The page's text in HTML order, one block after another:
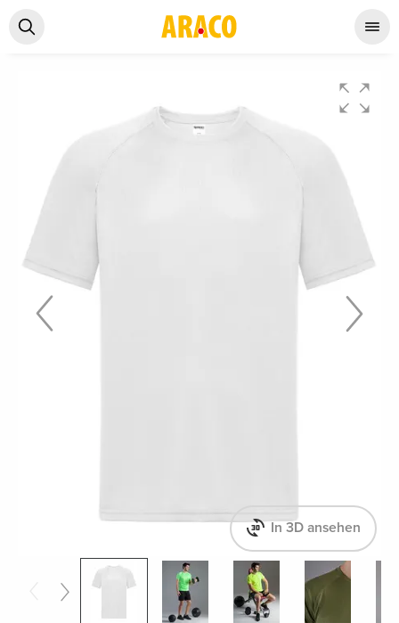
In 3D ansehen